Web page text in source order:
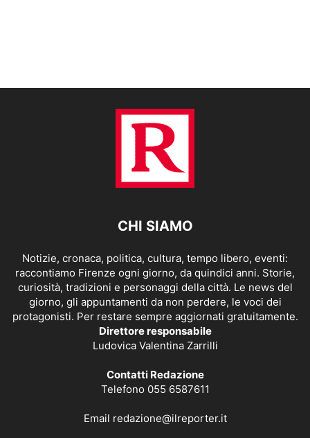
CHI SIAMO
Notizie, cronaca, politica, cultura, tempo libero, eventi:
raccontiamo Firenze ogni giorno, da quindici anni. Storie,
curiosità, tradizioni e personaggi della città. Le news del
giorno, gli appuntamenti da non perdere, le voci dei
protagonisti. Per restare sempre aggiornati gratuitamente.
Direttore responsabile
Ludovica Valentina Zarrilli
Contatti Redazione
Telefono 055 6587611
Email redazione@ilreporter.it